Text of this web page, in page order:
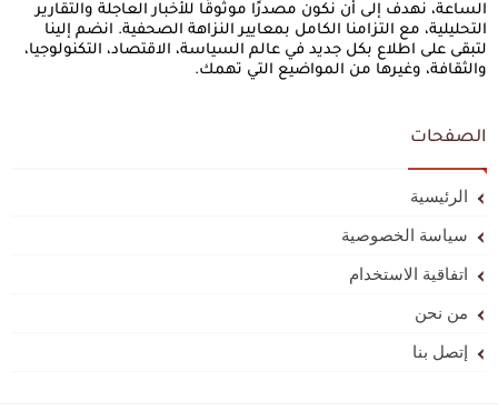
الساعة، نهدف إلى أن نكون مصدرًا موثوقًا للأخبار العاجلة والتقارير
التحليلية، مع التزامنا الكامل بمعايير النزاهة الصحفية. انضم إلينا
لتبقى على اطلاع بكل جديد في عالم السياسة، الاقتصاد، التكنولوجيا،
والثقافة، وغيرها من المواضيع التي تهمك.
الصفحات
الرئيسية
سياسة الخصوصية
اتفاقية الاستخدام
من نحن
إتصل بنا